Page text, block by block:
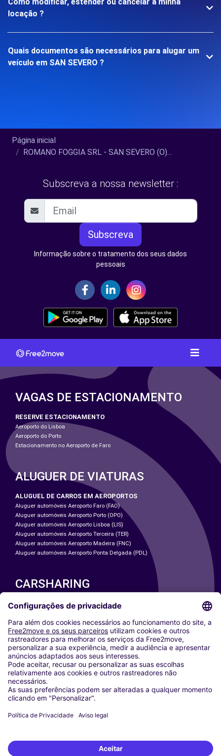
locação ?
Quais documentos são necessários para alugar um
veículo em SAN SEVERO ?
Página inicial
ROMANO FOGGIA SRL - SAN SEVERO (O)...
Subscreva a nossa newsletter :
Subscreva
Informação sobre o tratamento dos seus dados
pessoais
VAGAS DE ESTACIONAMENTO
RESERVE ESTACIONAMENTO
Aeroporto do Lisboa
Aeroporto do Porto
Estacionamento no Aeroporto de Faro
ALUGUER DE VIATURAS
ALUGUEL DE CARROS EM AEROPORTOS
Aluguer automóveis Aeroporto Faro (FAO)
Aluguer automóveis Aeroporto Porto (OPO)
Aluguer automóveis Aeroporto Lisboa (LIS)
Aluguer automóveis Aeroporto Terceira (TER)
Aluguer automóveis Aeroporto Madeira (FNC)
Aluguer automóveis Aeroporto Ponta Delgada (PDL)
CARSHARING
NOSSAS CIDADES
Washington DC
Milan
Rome
Turin
Vienna
Berlin
Cologne
Dusseldorf
Frankfurt
Munich